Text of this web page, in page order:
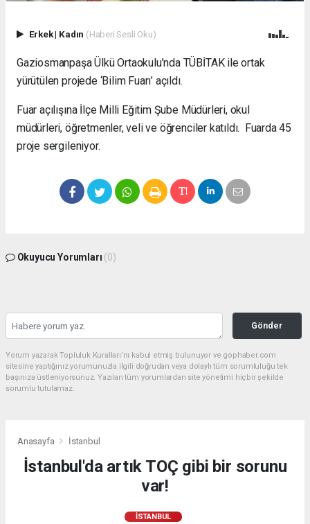
Erkek| Kadın (Haberi Sesli Oku)
Gaziosmanpaşa Ülkü Ortaokulu’nda TÜBİTAK ile ortak
yürütülen projede ‘Bilim Fuarı’ açıldı.
Fuar açılışına İlçe Milli Eğitim Şube Müdürleri, okul
müdürleri, öğretmenler, veli ve öğrenciler katıldı. Fuarda 45
proje sergileniyor.
Okuyucu Yorumları (0)
Gönder
Yorum yazarak Topluluk Kuralları’nı kabul etmiş bulunuyor ve gophaber.com
sitesine yaptığınız yorumunuzla ilgili doğrudan veya dolaylı tüm sorumluluğu tek
başınıza üstleniyorsunuz. Yazılan tüm yorumlardan site yönetimi hiçbir şekilde
sorumlu tutulamaz.
Anasayfa İstanbul
İstanbul'da artık TOÇ gibi bir sorunu
var!
İSTANBUL